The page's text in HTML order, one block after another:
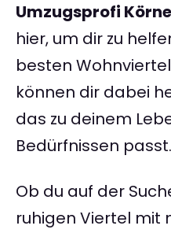
Umzugsprofi
hier, um dir zu
besten
können dir dabei
das zu deinem
Bedürfnissen passt.
Ob du auf der
ruhigen Viertel mit